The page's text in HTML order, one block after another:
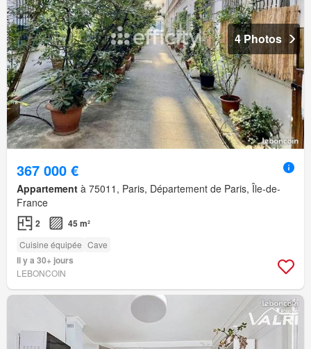
4 Photos
367 000 €
Appartement à 75011, Paris, Département de Paris, Île-de-
France
2 45 m²
Cuisine équipée Cave
Il y a 30+ jours
LEBONCOIN